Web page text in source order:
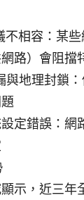
不相容：某
路）會阻擋
與地理封鎖
定錯誤：網
示，近三年